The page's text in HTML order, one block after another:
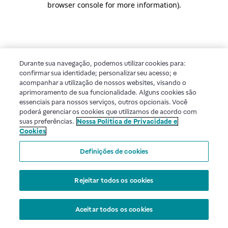
browser console for more information).
Durante sua navegação, podemos utilizar cookies para:
confirmar sua identidade; personalizar seu acesso; e
acompanhar a utilização de nossos websites, visando o
aprimoramento de sua funcionalidade. Alguns cookies são
essenciais para nossos serviços, outros opcionais. Você
poderá gerenciar os cookies que utilizamos de acordo com
suas preferências. Nossa Política de Privacidade e
Cookies
Definições de cookies
Rejeitar todos os cookies
Aceitar todos os cookies